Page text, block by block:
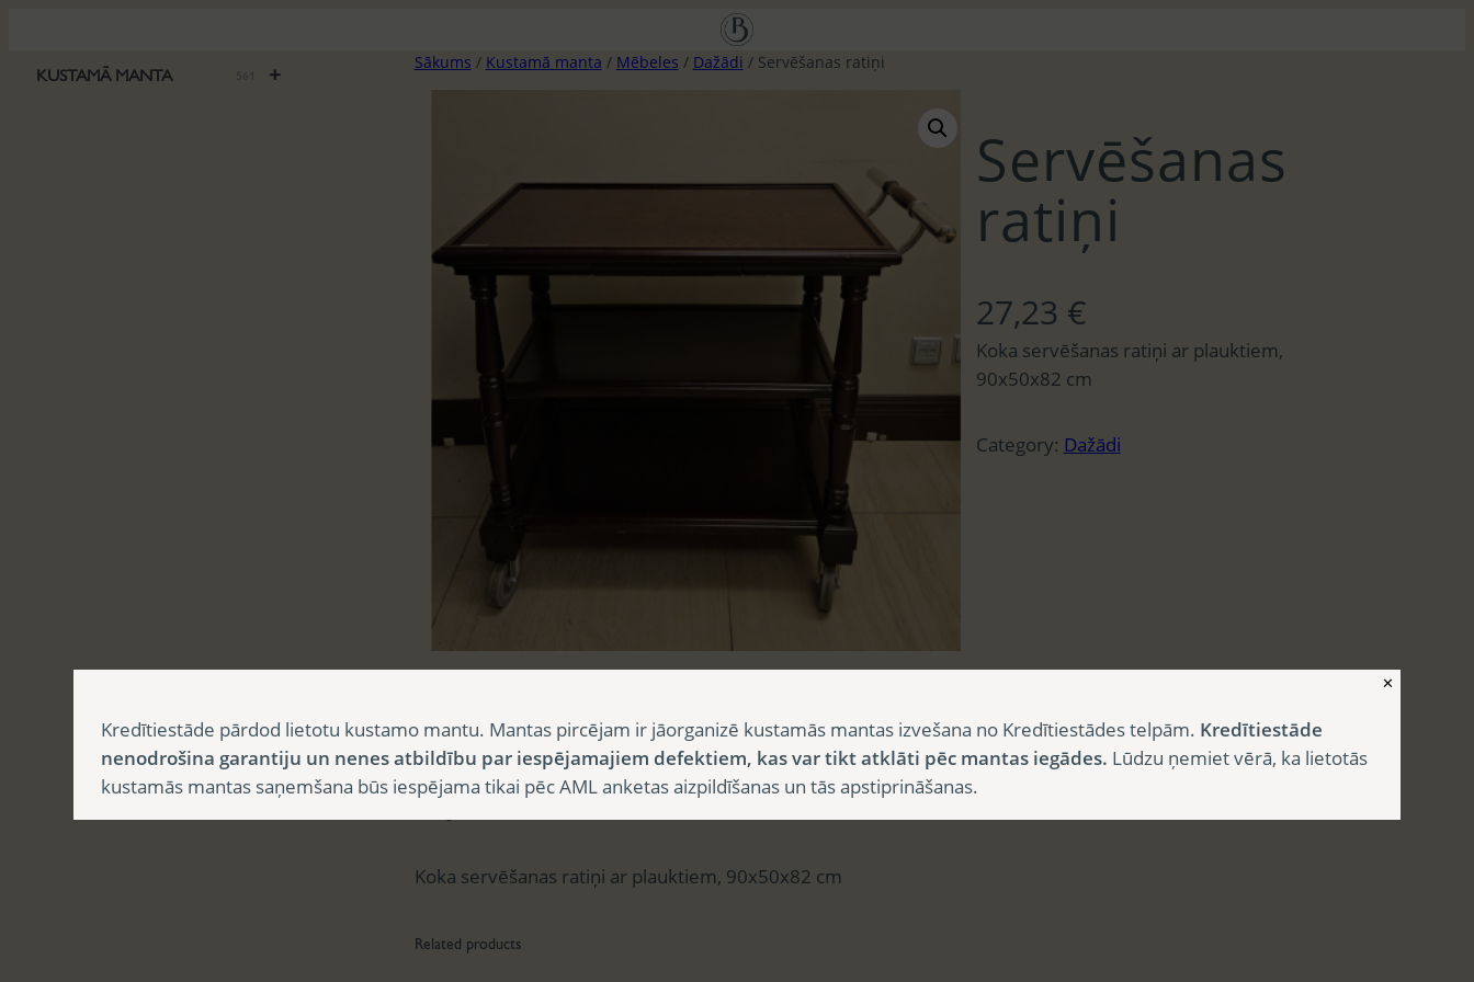
saturu
+
KUSTAMĀ MANTA
Sākums / Kustamā manta / Mēbeles / Dažādi / Servēšanas ratiņi
Servēšanas
ratiņi
27,23 €
Koka servēšanas ratiņi ar plauktiem,
90x50x82 cm
Category: Dažādi
Apraksts
Koka servēšanas ratiņi ar plauktiem, 90x50x82 cm
Related products
✕
Kredītiestāde pārdod lietotu kustamo mantu. Mantas pircējam ir jāorganizē kustamās mantas izvešana no Kredītiestādes telpām. Kredītiestāde
nenodrošina garantiju un nenes atbildību par iespējamajiem defektiem, kas var tikt atklāti pēc mantas iegādes. Lūdzu ņemiet vērā, ka lietotās
kustamās mantas saņemšana būs iespējama tikai pēc AML anketas aizpildīšanas un tās apstiprināšanas.